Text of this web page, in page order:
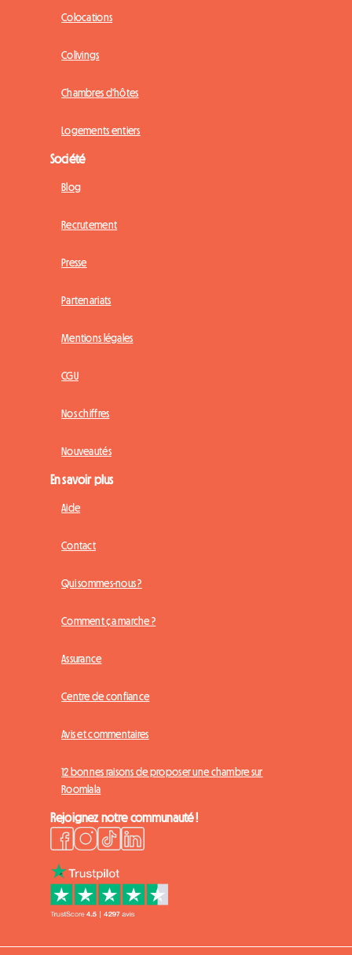
Colocations
Colivings
Chambres d'hôtes
Logements entiers
Société
Blog
Recrutement
Presse
Partenariats
Mentions légales
CGU
Nos chiffres
Nouveautés
En savoir plus
Aide
Contact
Qui sommes-nous ?
Comment ça marche ?
Assurance
Centre de confiance
Avis et commentaires
12 bonnes raisons de proposer une chambre sur
Roomlala
Rejoignez notre communauté !